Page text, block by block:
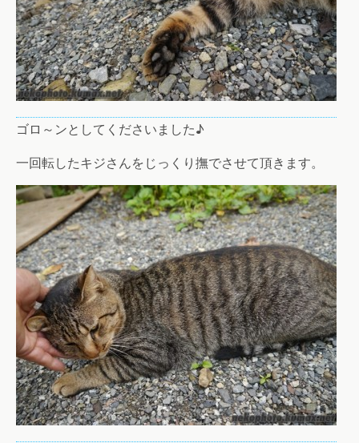
ゴロ～ンとしてくださいました♪
一回転したキジさんをじっくり撫でさせて頂きます。